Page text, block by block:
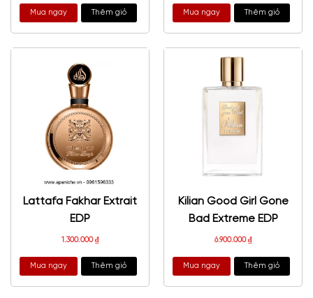
Mua ngay Thêm giỏ Mua ngay Thêm giỏ
Lattafa Fakhar Extrait
EDP
1.300.000₫
Mua ngay Thêm giỏ
Kilian Good Girl Gone
Bad Extreme EDP
6.900.000₫
Mua ngay Thêm giỏ